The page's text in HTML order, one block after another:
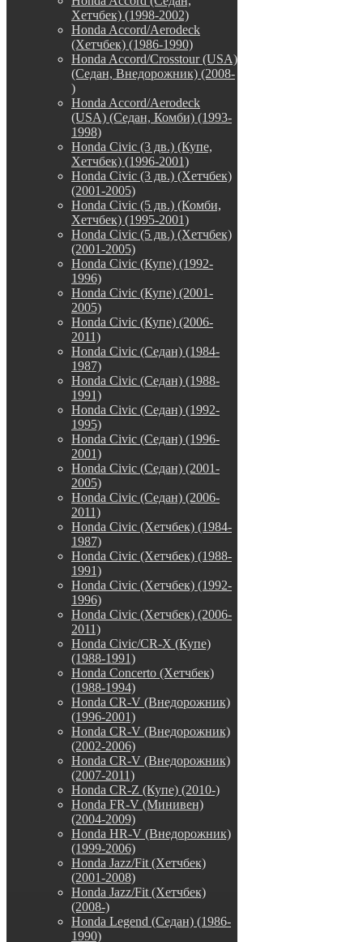
Хетчбек) (1998-2002)
Honda Accord/Aerodeck
(Хетчбек) (1986-1990)
Honda Accord/Crosstour (USA)
(Седан, Внедорожник) (2008-
)
Honda Accord/Аerodeck
(USA) (Седан, Комби) (1993-
1998)
Honda Civic (3 дв.) (Купе,
Хетчбек) (1996-2001)
Honda Civic (3 дв.) (Хетчбек)
(2001-2005)
Honda Civic (5 дв.) (Комби,
Хетчбек) (1995-2001)
Honda Civic (5 дв.) (Хетчбек)
(2001-2005)
Honda Civic (Купе) (1992-
1996)
Honda Civic (Купе) (2001-
2005)
Honda Civic (Купе) (2006-
2011)
Honda Civic (Седан) (1984-
1987)
Honda Civic (Седан) (1988-
1991)
Honda Civic (Седан) (1992-
1995)
Honda Civic (Седан) (1996-
2001)
Honda Civic (Седан) (2001-
2005)
Honda Civic (Седан) (2006-
2011)
Honda Civic (Хетчбек) (1984-
1987)
Honda Civic (Хетчбек) (1988-
1991)
Honda Civic (Хетчбек) (1992-
1996)
Honda Civic (Хетчбек) (2006-
2011)
Honda Civic/CR-X (Купе)
(1988-1991)
Honda Concerto (Хетчбек)
(1988-1994)
Honda CR-V (Внедорожник)
(1996-2001)
Honda CR-V (Внедорожник)
(2002-2006)
Honda CR-V (Внедорожник)
(2007-2011)
Honda CR-Z (Купе) (2010-)
Honda FR-V (Минивен)
(2004-2009)
Honda HR-V (Внедорожник)
(1999-2006)
Honda Jazz/Fit (Хетчбек)
(2001-2008)
Honda Jazz/Fit (Хетчбек)
(2008-)
Honda Legend (Седан) (1986-
1990)